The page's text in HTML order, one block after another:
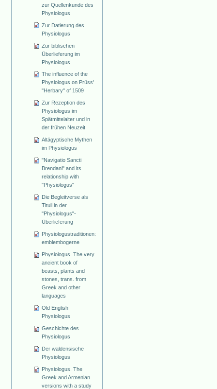
zur Quellenkunde des
Physiologus
Zur Datierung des
Physiologus
Zur biblischen
Überlieferung im
Physiologus
The influence of the
Physiologus on Prüss'
"Herbary" of 1509
Zur Rezeption des
Physiologus im
Spätmittelalter und in
der frühen Neuzeit
Altägyptische Mythen
im Physiologus
"Navigatio Sancti
Brendani" and its
relationship with
"Physiologus"
Die Begleitverse als
Tituli in der
"Physiologus"-
Überlieferung
Physiologustraditionen:
emblembogerne
Physiologus. The very
ancient book of
beasts, plants and
stones, trans. from
Greek and other
languages
Old English
Physiologus
Geschichte des
Physiologus
Der waldensische
Physiologus
Physiologus. The
Greek and Armenian
versions with a study